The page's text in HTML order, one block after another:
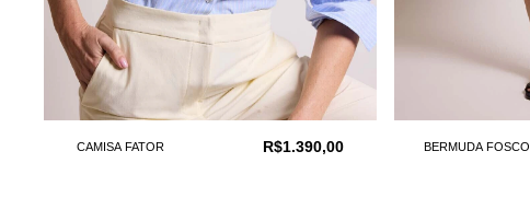
CAMISA FATOR R$1.390,00 BERMUDA FOSCO